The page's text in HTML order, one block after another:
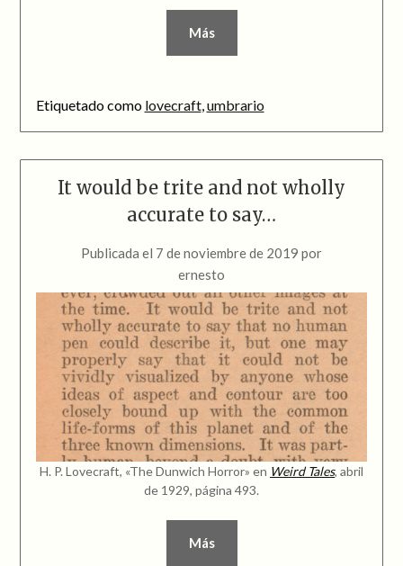
Más
Etiquetado como lovecraft,umbrario
It would be trite and not wholly
accurate to say…
Publicada el 7 de noviembre de 2019 por
ernesto
H. P. Lovecraft, «The Dunwich Horror» en Weird Tales, abril
de 1929, página 493.
Más